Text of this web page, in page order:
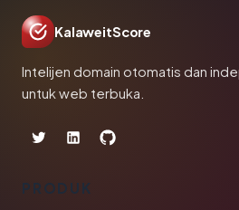
KalaweitScore
Intelijen domain otomatis dan
untuk web terbuka.
PRODUK